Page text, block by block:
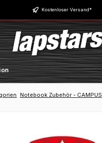
springen Kostenloser Versand*
Notebook Zubehör - CAMPUS